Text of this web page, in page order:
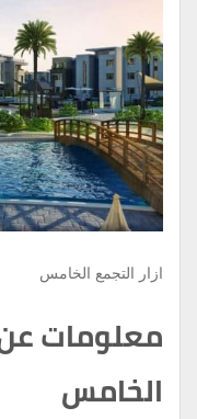
ازار التجمع الخامس
معلومات عن
الخامس